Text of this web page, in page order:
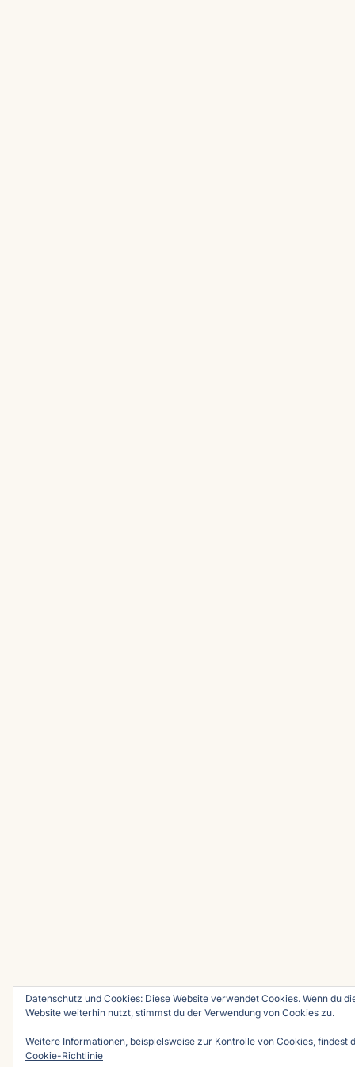
Datenschutz und Cookies: Diese Website verwendet Cookies. Wenn du
Website weiterhin nutzt, stimmst du der Verwendung von Cookies zu.
Weitere Informationen, beispielsweise zur Kontrolle von Cookies, findest
Cookie-Richtlinie